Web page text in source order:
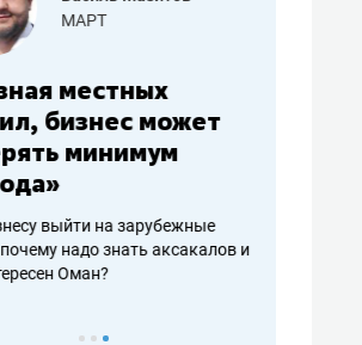
МАРТ
местных
бизнес может
минимум
выйти на зарубежные
надо знать аксакалов и
Оман?